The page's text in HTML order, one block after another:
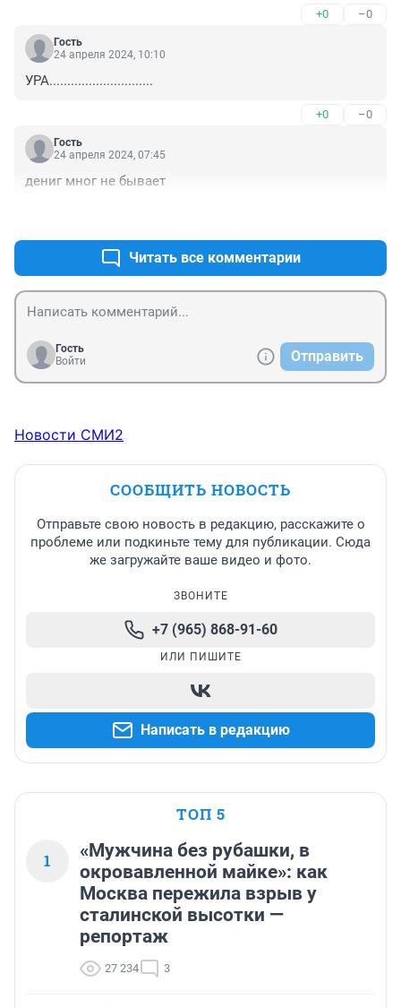
+0 –0
Гость
24 апреля 2024, 10:10
УРА.............................
+0 –0
Гость
24 апреля 2024, 07:45
дениг мног не бывает
Читать все комментарии
Гость
Войти
Отправить
Новости СМИ2
СООБЩИТЬ НОВОСТЬ
Отправьте свою новость в редакцию, расскажите о
проблеме или подкиньте тему для публикации. Сюда
же загружайте ваше видео и фото.
ЗВОНИТЕ
+7 (965) 868-91-60
ИЛИ ПИШИТЕ
Написать в редакцию
ТОП 5
1
«Мужчина без рубашки, в
окровавленной майке»: как
Москва пережила взрыв у
сталинской высотки —
репортаж
27 234 3